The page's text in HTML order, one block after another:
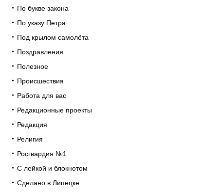
По букве закона
По указу Петра
Под крылом самолёта
Поздравления
Полезное
Происшествия
Работа для вас
Редакционные проекты
Редакция
Религия
Росгвардия №1
С лейкой и блокнотом
Сделано в Липецке